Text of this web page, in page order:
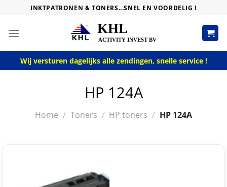
content
INKTPATRONEN & TONERS...SNEL EN VOORDELIG !
Wij versturen dagelijks alle zendingen, snelle service !
HP 124A
Home / Toners / HP toners / HP 124A